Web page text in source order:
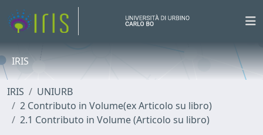
IRIS
IRIS
UNIURB
2 Contributo in Volume(ex Articolo su libro)
2.1 Contributo in Volume (Articolo su libro)